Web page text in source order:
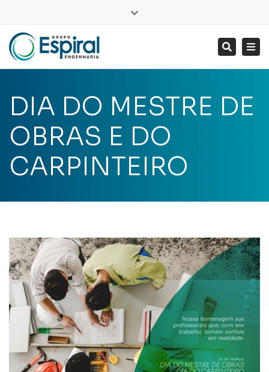
Search
DIA DO MESTRE DE
OBRAS E DO
CARPINTEIRO